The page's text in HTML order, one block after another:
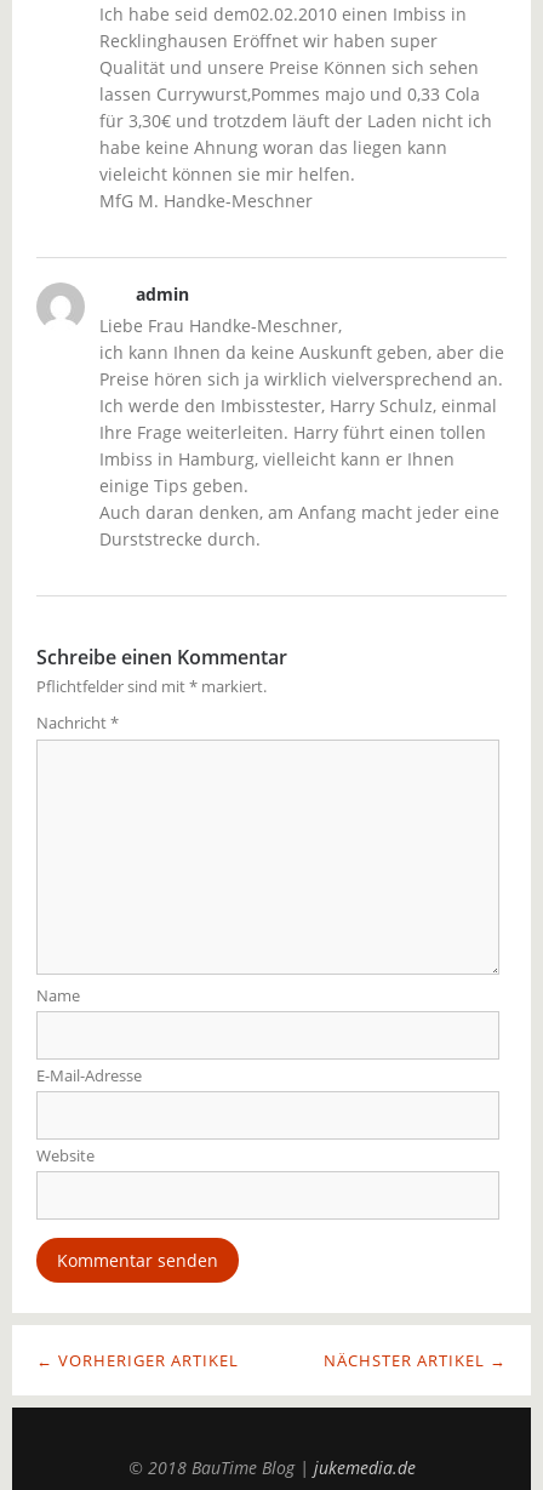
Ich habe seid dem02.02.2010 einen Imbiss in
Recklinghausen Eröffnet wir haben super
Qualität und unsere Preise Können sich sehen
lassen Currywurst,Pommes majo und 0,33 Cola
für 3,30€ und trotzdem läuft der Laden nicht ich
habe keine Ahnung woran das liegen kann
vieleicht können sie mir helfen.
MfG M. Handke-Meschner
admin
Liebe Frau Handke-Meschner,
ich kann Ihnen da keine Auskunft geben, aber die
Preise hören sich ja wirklich vielversprechend an.
Ich werde den Imbisstester, Harry Schulz, einmal
Ihre Frage weiterleiten. Harry führt einen tollen
Imbiss in Hamburg, vielleicht kann er Ihnen
einige Tips geben.
Auch daran denken, am Anfang macht jeder eine
Durststrecke durch.
Schreibe einen Kommentar
Pflichtfelder sind mit* markiert.
Nachricht*
Name
E-Mail-Adresse
Website
NÄCHSTER ARTIKEL →
← VORHERIGER ARTIKEL
© 2018 BauTime Blog | jukemedia.de